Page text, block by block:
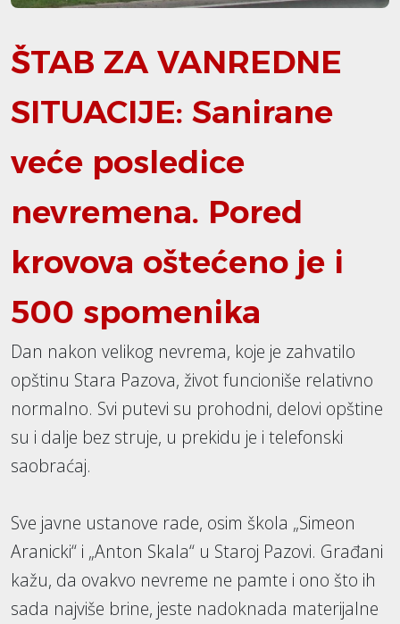
ŠTAB ZA VANREDNE
SITUACIJE: Sanirane
veće posledice
nevremena. Pored
krovova oštećeno je i
500 spomenika
Dan nakon velikog nevrema, koje je zahvatilo
opštinu Stara Pazova, život funcioniše relativno
normalno. Svi putevi su prohodni, delovi opštine
su i dalje bez struje, u prekidu je i telefonski
saobraćaj.
Sve javne ustanove rade, osim škola „Simeon
Aranicki“ i „Anton Skala“ u Staroj Pazovi. Građani
kažu, da ovakvo nevreme ne pamte i ono što ih
sada najviše brine, jeste nadoknada materijalne